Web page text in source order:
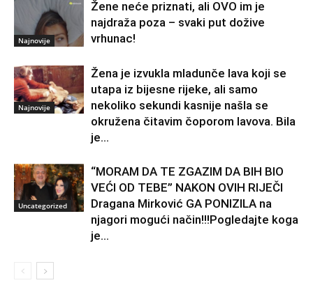
Najnovije
Žene neće priznati, ali OVO im je
najdraža poza – svaki put dožive
vrhunac!
Najnovije
Žena je izvukla mladunče lava koji se
utapa iz bijesne rijeke, ali samo
nekoliko sekundi kasnije našla se
okružena čitavim čoporom lavova. Bila
je...
Uncategorized
“MORAM DA TE ZGAZIM DA BIH BIO
VEĆI OD TEBE” NAKON OVIH RIJEČI
Dragana Mirković GA PONIZILA na
njagori mogući način!!!Pogledajte koga
je...